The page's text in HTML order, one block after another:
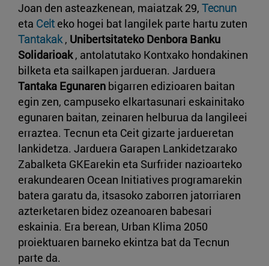
Joan den asteazkenean, maiatzak 29, Tecnun
eta Ceit eko hogei bat langilek parte hartu zuten
Tantakak, Unibertsitateko Denbora Banku
Solidarioak, antolatutako Kontxako hondakinen
bilketa eta sailkapen jardueran. Jarduera
Tantaka Egunaren bigarren edizioaren baitan
egin zen, campuseko elkartasunari eskainitako
egunaren baitan, zeinaren helburua da langileei
erraztea. Tecnun eta Ceit gizarte jardueretan
lankidetza. Jarduera Garapen Lankidetzarako
Zabalketa GKEarekin eta Surfrider nazioarteko
erakundearen Ocean Initiatives programarekin
batera garatu da, itsasoko zaborren jatorriaren
azterketaren bidez ozeanoaren babesari
eskainia. Era berean, Urban Klima 2050
proiektuaren barneko ekintza bat da Tecnun
parte da.